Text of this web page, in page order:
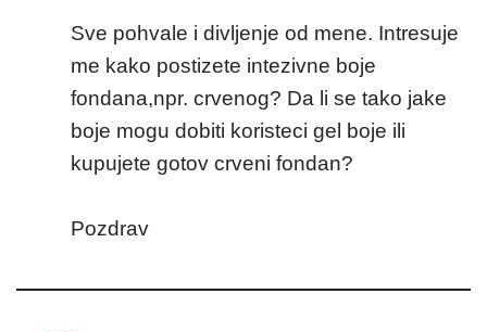
Sve pohvale i divljenje od mene. Intresuje
me kako postizete intezivne boje
fondana,npr. crvenog? Da li se tako jake
boje mogu dobiti koristeci gel boje ili
kupujete gotov crveni fondan?
Pozdrav